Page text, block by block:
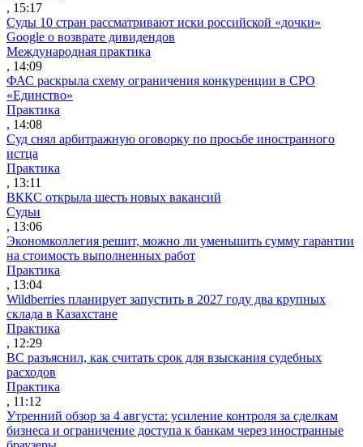
, 15:17
Суды 10 стран рассматривают иски российской «дочки»
Google о возврате дивидендов
Международная практика
, 14:09
ФАС раскрыла схему ограничения конкуренции в СРО
«Единство»
Практика
, 14:08
Суд снял арбитражную оговорку по просьбе иностранного
истца
Практика
, 13:11
ВККС открыла шесть новых вакансий
Судьи
, 13:06
Экономколлегия решит, можно ли уменьшить сумму гарантии
на стоимость выполненных работ
Практика
, 13:04
Wildberries планирует запустить в 2027 году два крупных
склада в Казахстане
Практика
, 12:29
ВС разъяснил, как считать срок для взыскания судебных
расходов
Практика
, 11:12
Утренний обзор за 4 августа: усиление контроля за сделкам
бизнеса и ограничение доступа к банкам через иностранные